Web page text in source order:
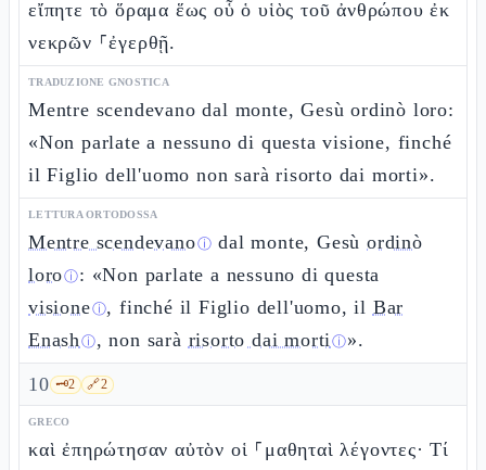
εἴπητε τὸ ὅραμα ἕως οὗ ὁ υἱὸς τοῦ ἀνθρώπου ἐκ
νεκρῶν ⸀ἐγερθῇ.
TRADUZIONE GNOSTICA
Mentre scendevano dal monte, Gesù ordinò loro:
«Non parlate a nessuno di questa visione, finché
il Figlio dell'uomo non sarà risorto dai morti».
LETTURA ORTODOSSA
Mentre scendevanoⓘ dal monte, Gesùordinò
loroⓘ: «Non parlate a nessuno di questa
visioneⓘ, finché il Figlio dell'uomo, il Bar
Enashⓘ, non sarà risorto dai mortiⓘ».
10 🗝️2 🔗2
GRECO
καὶ ἐπηρώτησαν αὐτὸν οἱ ⸀μαθηταὶ λέγοντες· Τί